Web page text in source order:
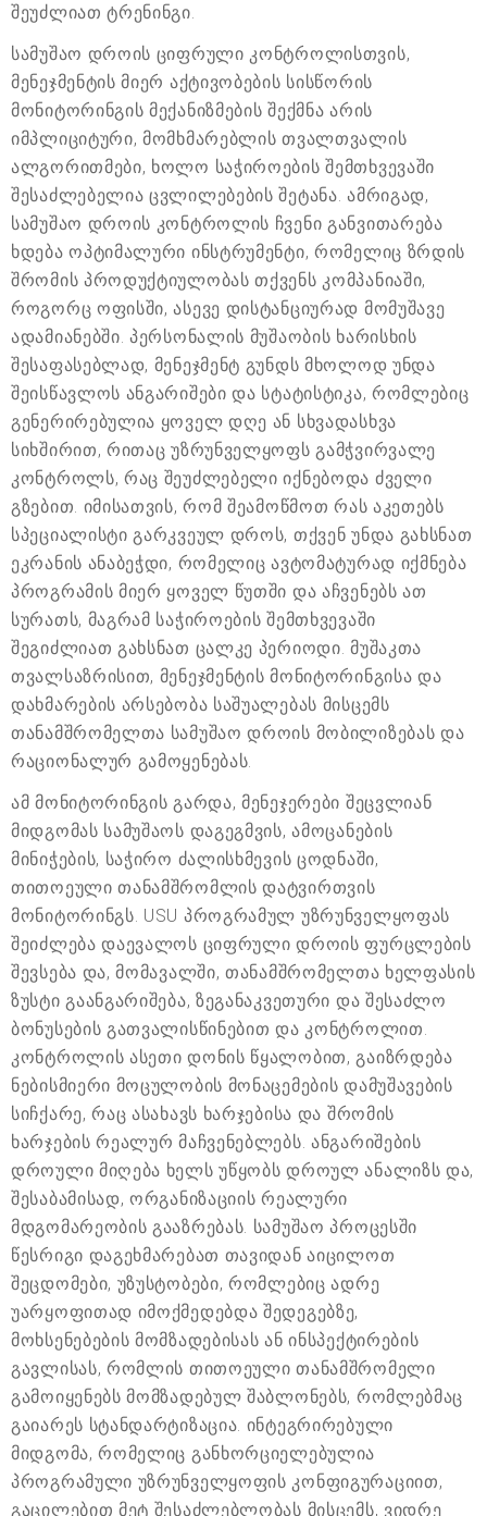
შეუძლიათ ტრენინგი.
სამუშაო დროის ციფრული კონტროლისთვის,
მენეჯმენტის მიერ აქტივობების სისწორის
მონიტორინგის მექანიზმების შექმნა არის
იმპლიციტური, მომხმარებლის თვალთვალის
ალგორითმები, ხოლო საჭიროების შემთხვევაში
შესაძლებელია ცვლილებების შეტანა. ამრიგად,
სამუშაო დროის კონტროლის ჩვენი განვითარება
ხდება ოპტიმალური ინსტრუმენტი, რომელიც ზრდის
შრომის პროდუქტიულობას თქვენს კომპანიაში,
როგორც ოფისში, ასევე დისტანციურად მომუშავე
ადამიანებში. პერსონალის მუშაობის ხარისხის
შესაფასებლად, მენეჯმენტ გუნდს მხოლოდ უნდა
შეისწავლოს ანგარიშები და სტატისტიკა, რომლებიც
გენერირებულია ყოველ დღე ან სხვადასხვა
სიხშირით, რითაც უზრუნველყოფს გამჭვირვალე
კონტროლს, რაც შეუძლებელი იქნებოდა ძველი
გზებით. იმისათვის, რომ შეამოწმოთ რას აკეთებს
სპეციალისტი გარკვეულ დროს, თქვენ უნდა გახსნათ
ეკრანის ანაბეჭდი, რომელიც ავტომატურად იქმნება
პროგრამის მიერ ყოველ წუთში და აჩვენებს ათ
სურათს, მაგრამ საჭიროების შემთხვევაში
შეგიძლიათ გახსნათ ცალკე პერიოდი. მუშაკთა
თვალსაზრისით, მენეჯმენტის მონიტორინგისა და
დახმარების არსებობა საშუალებას მისცემს
თანამშრომელთა სამუშაო დროის მობილიზებას და
რაციონალურ გამოყენებას.
ამ მონიტორინგის გარდა, მენეჯერები შეცვლიან
მიდგომას სამუშაოს დაგეგმვის, ამოცანების
მინიჭების, საჭირო ძალისხმევის ცოდნაში,
თითოეული თანამშრომლის დატვირთვის
მონიტორინგს. USU პროგრამულ უზრუნველყოფას
შეიძლება დაევალოს ციფრული დროის ფურცლების
შევსება და, მომავალში, თანამშრომელთა ხელფასის
ზუსტი გაანგარიშება, ზეგანაკვეთური და შესაძლო
ბონუსების გათვალისწინებით და კონტროლით.
კონტროლის ასეთი დონის წყალობით, გაიზრდება
ნებისმიერი მოცულობის მონაცემების დამუშავების
სიჩქარე, რაც ასახავს ხარჯებისა და შრომის
ხარჯების რეალურ მაჩვენებლებს. ანგარიშების
დროული მიღება ხელს უწყობს დროულ ანალიზს და,
შესაბამისად, ორგანიზაციის რეალური
მდგომარეობის გააზრებას. სამუშაო პროცესში
წესრიგი დაგეხმარებათ თავიდან აიცილოთ
შეცდომები, უზუსტობები, რომლებიც ადრე
უარყოფითად იმოქმედებდა შედეგებზე,
მოხსენებების მომზადებისას ან ინსპექტირების
გავლისას, რომლის თითოეული თანამშრომელი
გამოიყენებს მომზადებულ შაბლონებს, რომლებმაც
გაიარეს სტანდარტიზაცია. ინტეგრირებული
მიდგომა, რომელიც განხორციელებულია
პროგრამული უზრუნველყოფის კონფიგურაციით,
გაცილებით მეტ შესაძლებლობას მისცემს, ვიდრე